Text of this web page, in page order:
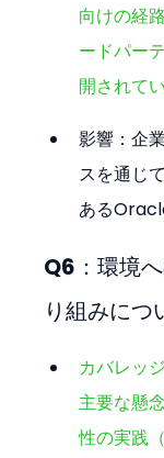
向けの経
ードパー
開されて
影響：企
スを通じ
ある
Q6：環境
り組みにつ
カバレッ
主要な懸
性の実践